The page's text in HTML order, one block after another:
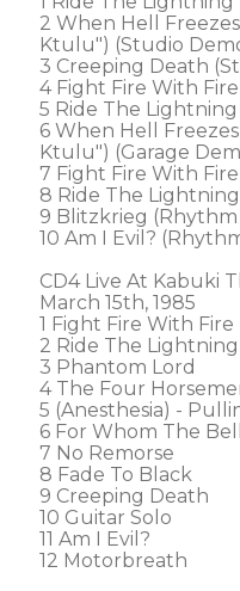
2 When Hell
Ktulu") (Studio
3 Creeping Death
4 Fight Fire With
5 Ride The
6 When Hell
Ktulu") (Garage
7 Fight Fire With
8 Ride The
9 Blitzkrieg
10 Am I Evil?
CD4 Live At Kabuki
March 15th, 1985
1 Fight Fire With Fire
2 Ride The Lightning
3 Phantom Lord
4 The Four
5 (Anesthesia) -
6 For Whom The
7 No Remorse
8 Fade To Black
9 Creeping Death
10 Guitar Solo
11 Am I Evil?
12 Motorbreath